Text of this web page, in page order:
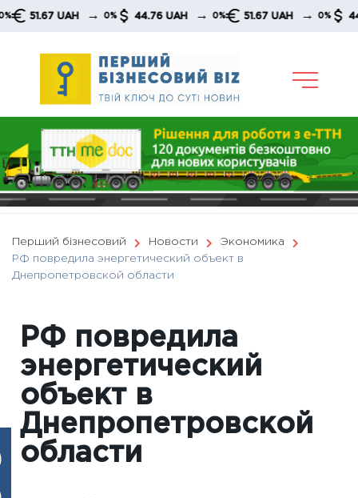
Skip
UAH → 0% 44.76 UAH → 0% 51.67 UAH → 0% 44.76
Перший бізнесовий Новости
Экономика
РФ повредила энергетический объект в
Днепропетровской области
РФ повредила
энергетический
объект в
Днепропетровской
области